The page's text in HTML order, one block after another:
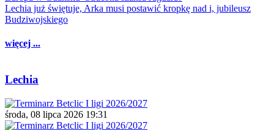
Lechia już świętuje, Arka musi postawić kropkę nad i, jubileusz
Budziwojskiego
więcej ...
Lechia
środa, 08 lipca 2026 19:31